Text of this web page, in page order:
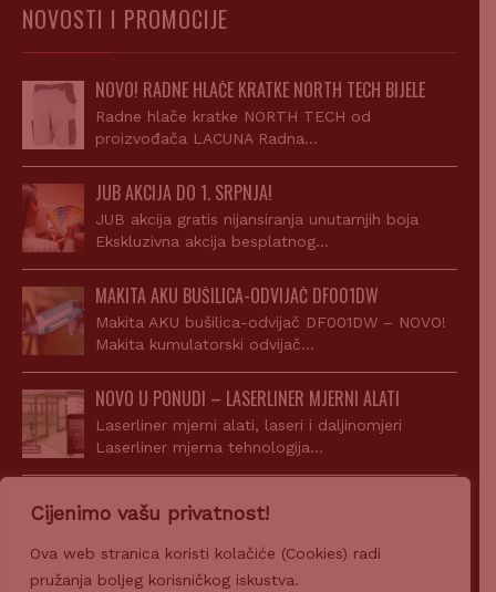
Cijenimo vašu privatnost!
Ova web stranica koristi kolačiće (Cookies) radi
pružanja boljeg korisničkog iskustva.
NOVOSTI I PROMOCIJE
NOVO! RADNE HLAČE KRATKE NORTH TECH BIJELE
Radne hlače kratke NORTH TECH od
proizvođača LACUNA Radna…
JUB AKCIJA DO 1. SRPNJA!
JUB akcija gratis nijansiranja unutarnjih boja
Ekskluzivna akcija besplatnog…
MAKITA AKU BUŠILICA-ODVIJAČ DF001DW
Makita AKU bušilica-odvijač DF001DW – NOVO!
Makita kumulatorski odvijač…
NOVO U PONUDI – LASERLINER MJERNI ALATI
Laserliner mjerni alati, laseri i daljinomjeri
Laserliner mjerna tehnologija…
AKCIJA! JUPOL CLASSIC 15L + SIGILL ACRYL
Uz kupnju JUPOL Classic 15l dobijete gratis Sigill
Acryl…